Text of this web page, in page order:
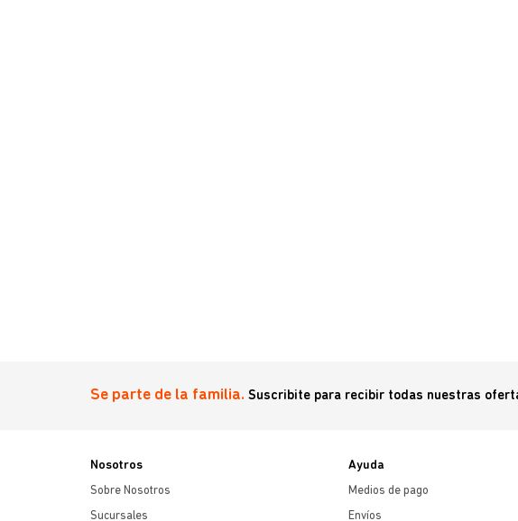
Se parte de la familia. Suscribite para recibir todas nuestras
Nosotros
Sobre Nosotros
Sucursales
Ayuda
Medios de pago
Envíos